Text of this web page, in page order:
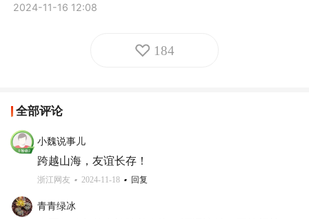
2024-11-16 12:08
184
全部评论
小魏说事儿
跨越山海，友谊长存！
浙江网友 2024-11-18 回复
青青绿冰